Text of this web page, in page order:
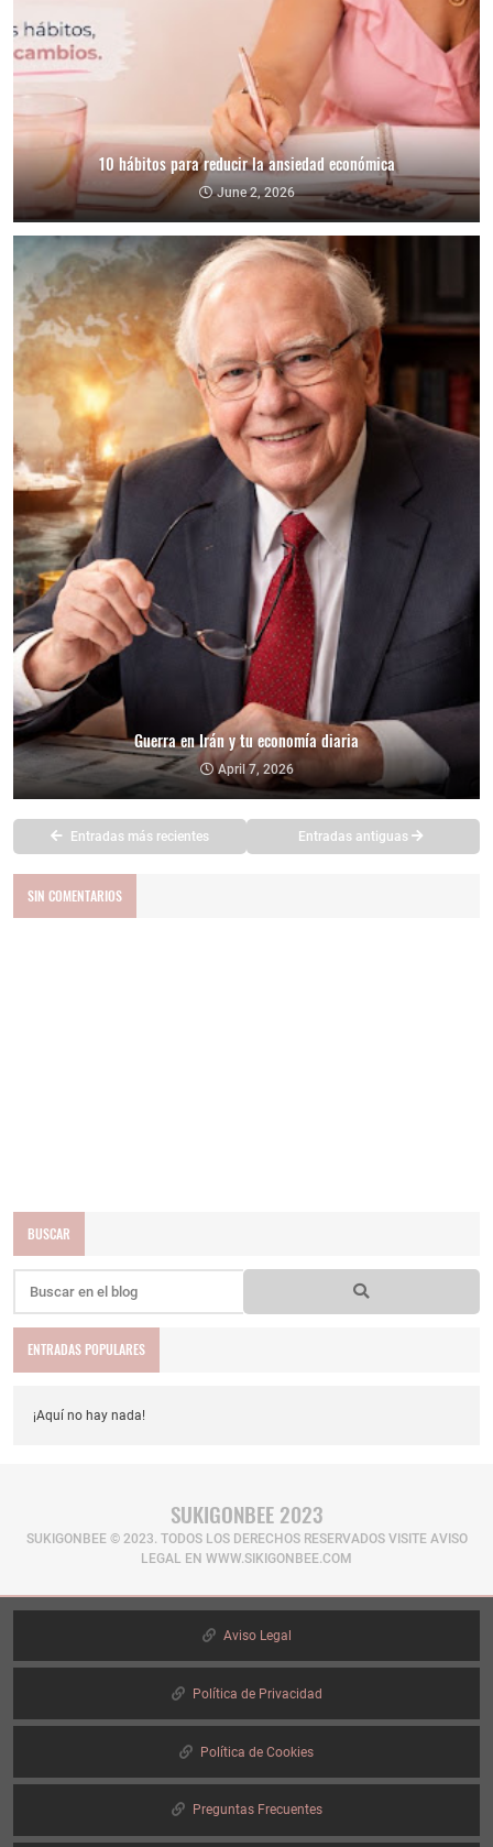
10 hábitos para reducir la ansiedad económica
June 2, 2026
Guerra en Irán y tu economía diaria
April 7, 2026
Entradas más recientes Entradas antiguas
SIN COMENTARIOS
BUSCAR
ENTRADAS POPULARES
¡Aquí no hay nada!
SUKIGONBEE 2023
SUKIGONBEE © 2023. TODOS LOS DERECHOS RESERVADOS​ VISITE AVISO
LEGAL EN WWW.SIKIGONBEE.COM
Aviso Legal
Política de Privacidad
Política de Cookies
Preguntas Frecuentes